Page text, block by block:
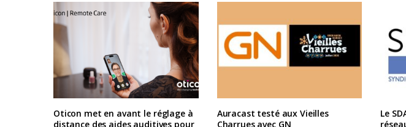
Oticon met en avant le réglage à
distance des aides auditives pour
Auracast testé aux Vieilles
Charrues avec GN
Le